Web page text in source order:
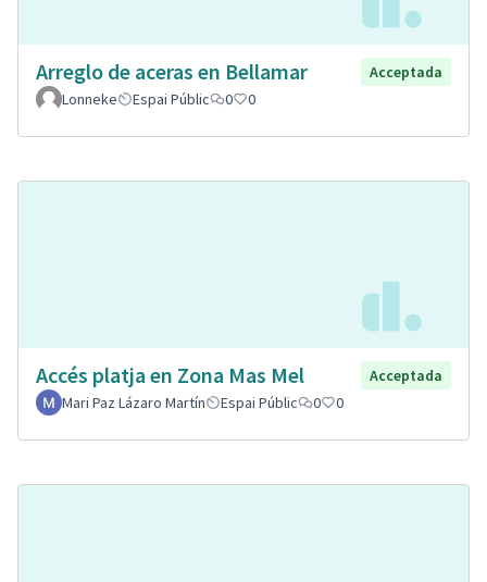
Arreglo de aceras en Bellamar
Acceptada
Lonneke
Espai Públic 0 0
Accés platja en Zona Mas Mel
Acceptada
Mari Paz Lázaro Martín
Espai Públic 0 0